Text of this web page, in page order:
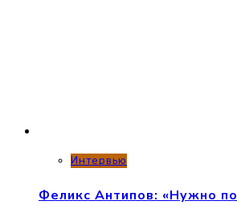
Интервью
Феликс Антипов: «Нужно